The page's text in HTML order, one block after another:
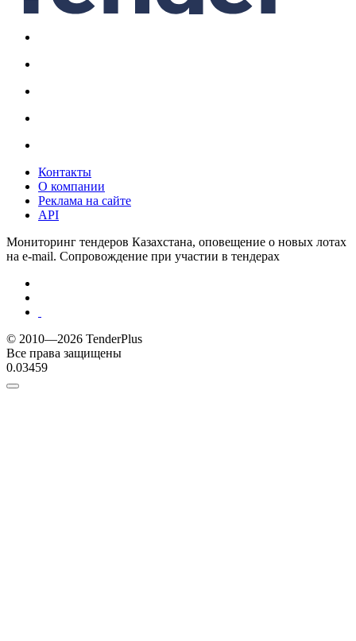
Контакты
О компании
Реклама на сайте
API
Мониторинг тендеров Казахстана, оповещение о новых лотах
на e-mail. Сопровождение при участии в тендерах
© 2010—2026 TenderPlus
Все права защищены
0.03459